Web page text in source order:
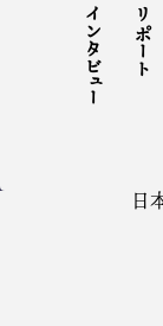
インタビュー リポート
日